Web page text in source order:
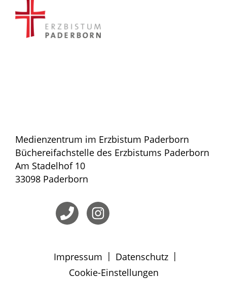
Medienzentrum im Erzbistum Paderborn
Büchereifachstelle des Erzbistums Paderborn
Am Stadelhof 10
33098 Paderborn
Impressum | Datenschutz |
Cookie-Einstellungen